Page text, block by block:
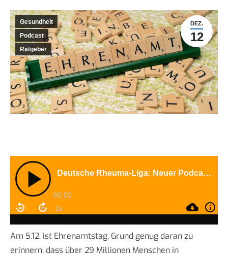
DEZ.
12
Gesundheit
Podcast
Ratgeber
Am 5.12. ist Ehrenamtstag. Grund genug daran zu
erinnern, dass über 29 Millionen Menschen in